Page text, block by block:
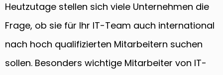
Heutzutage stellen sich viele Unternehmen die
Frage, ob sie für Ihr IT-Team auch international
nach hoch qualifizierten Mitarbeitern suchen
sollen. Besonders wichtige Mitarbeiter von IT-